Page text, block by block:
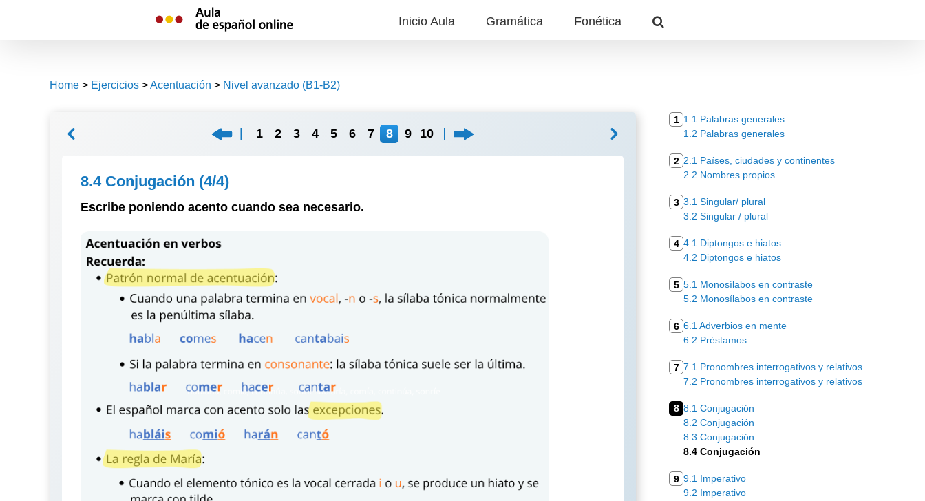
Inicio Aula Gramática Fonética
Home > Ejercicios >Acentuación > Nivel avanzado (B1-B2)
1 2 3 4 5 6 7 8 9 10
8.4 Conjugación (4/4)
Escribe poniendo acento cuando sea necesario.
1 1.1 Palabras generales
1.2 Palabras generales
2 2.1 Países, ciudades y continentes
2.2 Nombres propios
3 3.1 Singular/ plural
3.2 Singular / plural
4 4.1 Diptongos e hiatos
4.2 Diptongos e hiatos
5 5.1 Monosílabos en contraste
5.2 Monosílabos en contraste
6 6.1 Adverbios en mente
6.2 Préstamos
7 7.1 Pronombres interrogativos y relativos
7.2 Pronombres interrogativos y relativos
8 8.1 Conjugación
8.2 Conjugación
8.3 Conjugación
8.4 Conjugación
9 9.1 Imperativo
9.2 Imperativo